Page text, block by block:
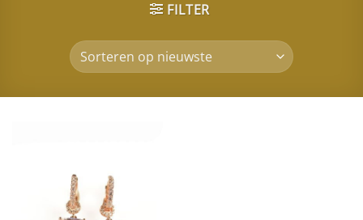
FILTER